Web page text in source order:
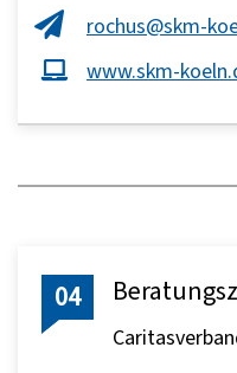
rochus@skm-
www.skm-
04